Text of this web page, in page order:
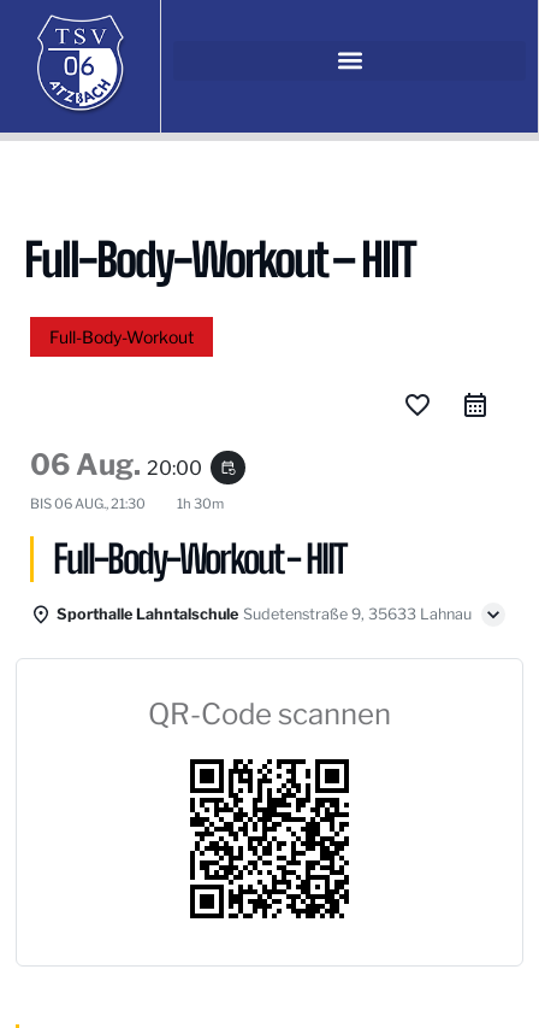
Full-Body-Workout – HIIT
Full-Body-Workout
favorite_border
06 Aug. 20:00 event_repeat
BIS06 AUG., 21:30 1h 30m
Full-Body-Workout - HIIT
Sporthalle Lahntalschule Sudetenstraße 9, 35633 Lahnau
QR-Code scannen